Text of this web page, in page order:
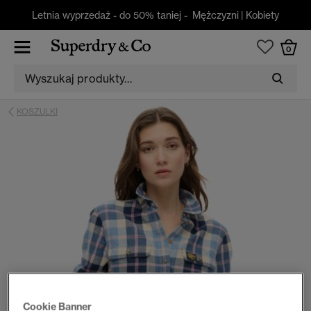
Letnia wyprzedaż - do 50% taniej - Mężczyzni | Kobiety
0
KOSZULKI
Cookie Banner